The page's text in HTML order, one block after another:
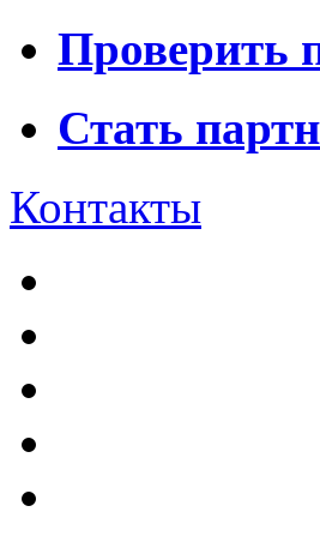
Проверить
Стать
Контакты